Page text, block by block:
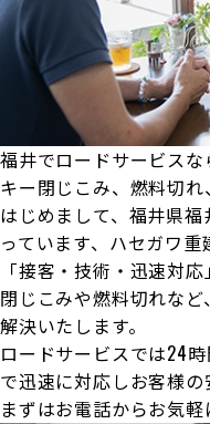
福井でロードサービス
キー閉じこみ、燃料切
はじめまして、福井県
っています、ハセガワ重
「接客・技術・迅速対
閉じこみや燃料切れな
解決いたします。
ロードサービスでは24
で迅速に対応しお客様の
まずはお電話からお気軽